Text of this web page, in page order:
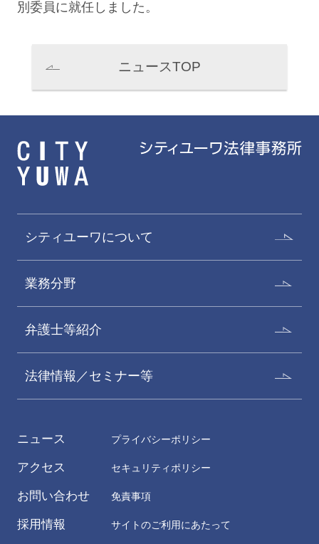
別委員に就任しました。
ニュースTOP
シティユーワについて
業務分野
弁護士等紹介
法律情報／セミナー等
ニュース
アクセス
お問い合わせ
採用情報
プライバシーポリシー
セキュリティポリシー
免責事項
サイトのご利用にあたって